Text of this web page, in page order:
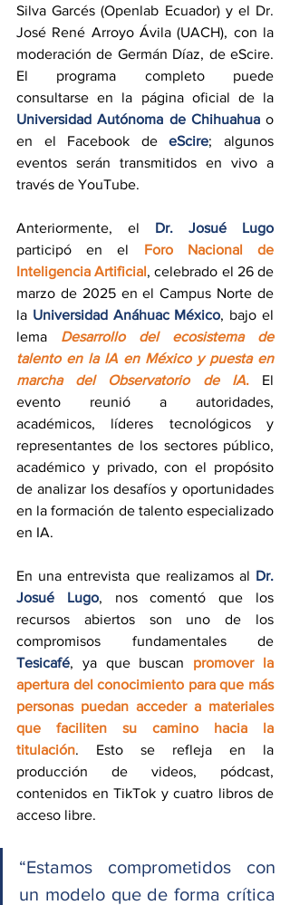
Silva Garcés (Openlab Ecuador) y el Dr.
José René Arroyo Ávila (UACH), con la
moderación de Germán Díaz, de eScire.
El programa completo puede
Universidad Autónoma de Chihuahua o
en el Facebook de eScire; algunos
eventos serán transmitidos en vivo a
través de YouTube.
Anteriormente, el Dr. Josué Lugo
participó en el Foro Nacional de
Inteligencia Artificial, celebrado el 26 de
marzo de 2025 en el Campus Norte de
la Universidad Anáhuac México, bajo el
lema Desarrollo del ecosistema de
talento en la IA en México y puesta en
marcha del Observatorio de IA. El
evento reunió a autoridades,
académicos, líderes tecnológicos y
representantes de los sectores público,
académico y privado, con el propósito
de analizar los desafíos y oportunidades
en la formación de talento especializado
en IA.
En una entrevista que realizamos al Dr.
Josué Lugo, nos comentó que los
recursos abiertos son uno de los
Tesicafé, ya que buscan promover la
apertura del conocimiento para que más
personas puedan acceder a materiales
que faciliten su camino hacia la
titulación. Esto se refleja en la
producción de videos, pódcast,
contenidos en TikTok y cuatro libros de
acceso libre.
“Estamos comprometidos con
un modelo que de forma crítica